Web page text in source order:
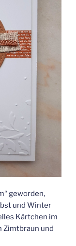
geworden,
und Winter
Kärtchen im
Zimtbraun und